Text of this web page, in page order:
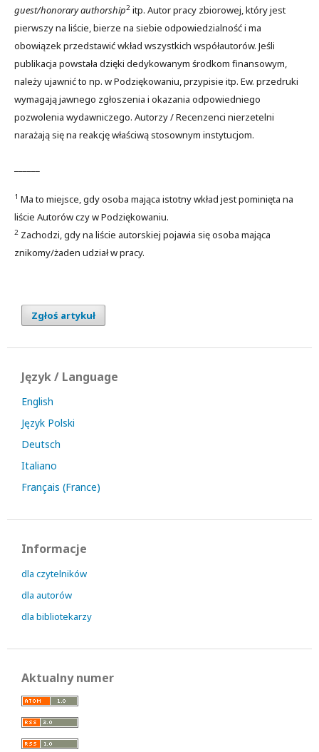
guest/honorary authorship2 itp. Autor pracy zbiorowej, który jest
pierwszy na liście, bierze na siebie odpowiedzialność i ma
obowiązek przedstawić wkład wszystkich współautorów. Jeśli
publikacja powstała dzięki dedykowanym środkom finansowym,
należy ujawnić to np. w Podziękowaniu, przypisie itp. Ew. przedruki
wymagają jawnego zgłoszenia i okazania odpowiedniego
pozwolenia wydawniczego. Autorzy / Recenzenci nierzetelni
narażają się na reakcję właściwą stosownym instytucjom.
1 Ma to miejsce, gdy osoba mająca istotny wkład jest pominięta na
liście Autorów czy w Podziękowaniu.
2 Zachodzi, gdy na liście autorskiej pojawia się osoba mająca
znikomy/żaden udział w pracy.
Zgłoś artykuł
Język / Language
English
Język Polski
Deutsch
Italiano
Français (France)
Informacje
dla czytelników
dla autorów
dla bibliotekarzy
Aktualny numer